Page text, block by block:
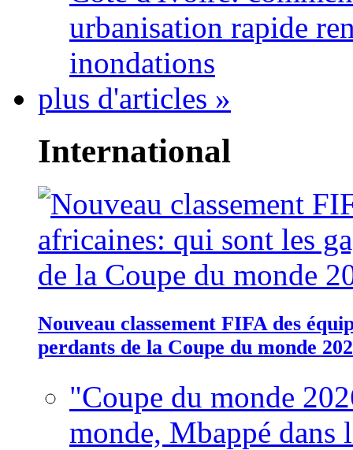
urbanisation rapide
inondations
plus d'articles »
International
Nouveau classement FIFA des
perdants de la Coupe du monde
"Coupe du monde
monde, Mbappé dans